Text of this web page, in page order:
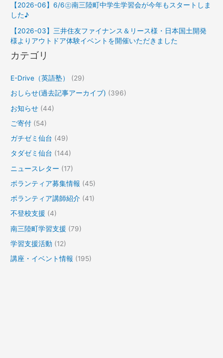
【2026-06】6/6㊏南三陸町中学生学習会が今年もスタートしま
した♪
【2026-03】三井住友ファイナンス＆リース様・日本国土開発
様よりアウトドア体験イベントを開催いただきました
カテゴリ
E-Drive（英語塾）
(29)
おしらせ(過去記事アーカイブ) (396)
お知らせ (44)
ご寄付 (54)
ガチゼミ仙台 (49)
タダゼミ仙台 (144)
ニュースレター (17)
ボランティア募集情報 (45)
ボランティア講師紹介 (41)
不登校支援 (4)
南三陸町学習支援 (79)
学習支援活動 (12)
講座・イベント情報 (195)